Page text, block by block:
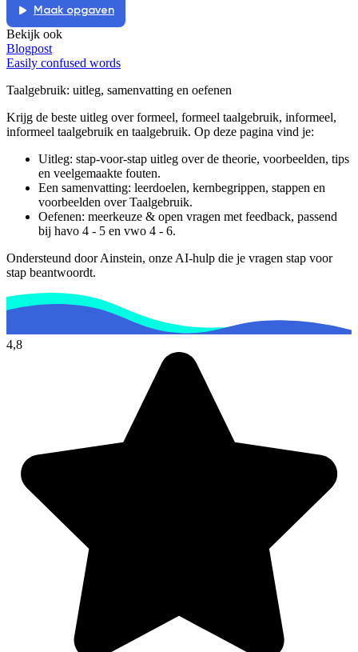
Maak opgaven
Bekijk ook
Blogpost
Easily confused words
Taalgebruik: uitleg, samenvatting en oefenen
Krijg de beste uitleg over formeel, formeel taalgebruik, informeel,
informeel taalgebruik en taalgebruik. Op deze pagina vind je:
Uitleg: stap-voor-stap uitleg over de theorie, voorbeelden, tips
en veelgemaakte fouten.
Een samenvatting: leerdoelen, kernbegrippen, stappen en
voorbeelden overTaalgebruik.
Oefenen: meerkeuze & open vragen met feedback, passend
bij havo 4 - 5 en vwo 4 - 6.
Ondersteund door Ainstein, onze AI-hulp die je vragen stap voor
stap beantwoordt.
4,8